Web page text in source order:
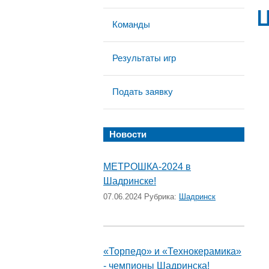
Команды
Результаты игр
Подать заявку
Новости
МЕТРОШКА-2024 в
Шадринске!
07.06.2024 Рубрика: Шадринск
«Торпедо» и «Технокерамика»
- чемпионы Шадринска!